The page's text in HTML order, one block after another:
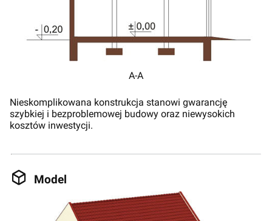
A-A
Nieskomplikowana konstrukcja stanowi gwarancję
szybkiej i bezproblemowej budowy oraz niewysokich
kosztów inwestycji.
Model